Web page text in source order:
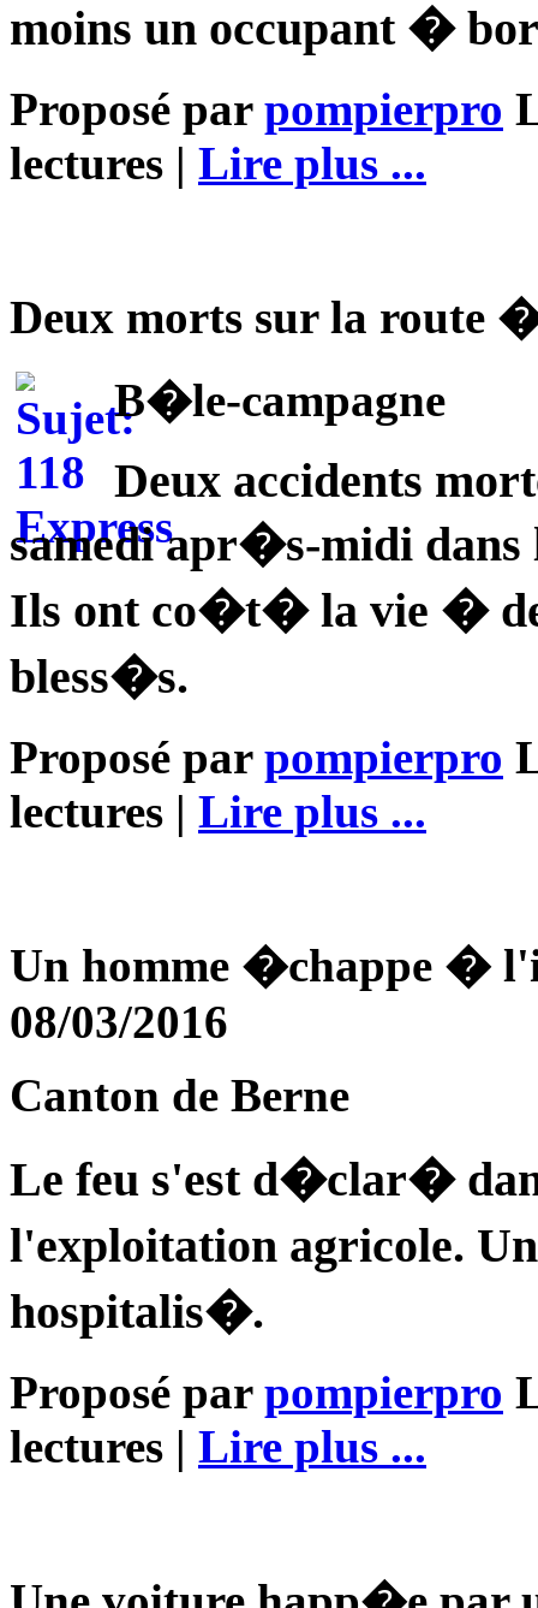
moins un occupant �
Proposé par pompierpro
lectures | Lire plus ...
Deux morts sur la route
B�le-campagne
Deux accidents
samedi apr�s-midi dans
Ils ont co�t� la vie �
bless�s.
Proposé par pompierpro
lectures | Lire plus ...
Un homme �chappe �
08/03/2016
Canton de Berne
Le feu s'est d�clar�
l'exploitation agricole.
hospitalis�.
Proposé par pompierpro
lectures | Lire plus ...